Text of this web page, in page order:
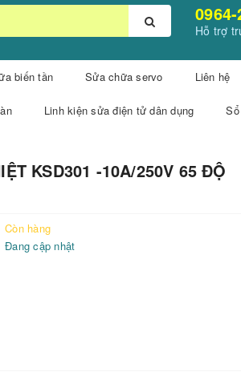
Hỗ trợ
biến tần Sửa chữa servo Liên hệ
Linh kiện sửa điện tử dân dụng
KSD301 -10A/250V 65 ĐỘ
Còn hàng
Đang cập nhật